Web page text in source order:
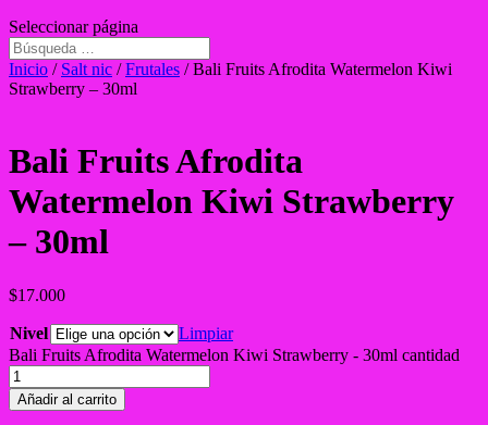
Seleccionar página
Inicio / Salt nic /Frutales / Bali Fruits Afrodita Watermelon Kiwi
Strawberry – 30ml
Bali Fruits Afrodita
Watermelon Kiwi Strawberry
– 30ml
$17.000
Nivel
Limpiar
Bali Fruits Afrodita Watermelon Kiwi Strawberry - 30ml cantidad
Añadir al carrito